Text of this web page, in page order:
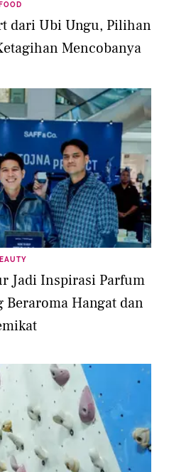
FOOD
dari Ubi Ungu, Pilihan
Mencobanya
Jadi Inspirasi Parfum
Beraroma Hangat dan